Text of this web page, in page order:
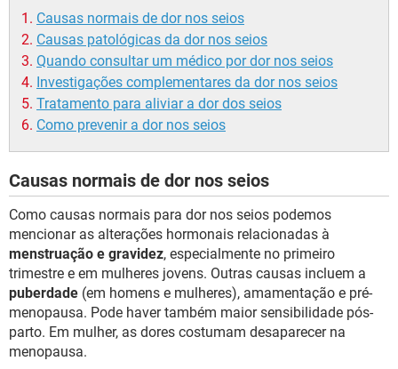
Causas normais de dor nos seios
Causas patológicas da dor nos seios
Quando consultar um médico por dor nos seios
Investigações complementares da dor nos seios
Tratamento para aliviar a dor dos seios
Como prevenir a dor nos seios
Causas normais de dor nos seios
Como causas normais para dor nos seios podemos
mencionar as alterações hormonais relacionadas à
menstruação e gravidez, especialmente no primeiro
trimestre e em mulheres jovens. Outras causas incluem a
puberdade (em homens e mulheres), amamentação e pré-
menopausa. Pode haver também maior sensibilidade pós-
parto. Em mulher, as dores costumam desaparecer na
menopausa.